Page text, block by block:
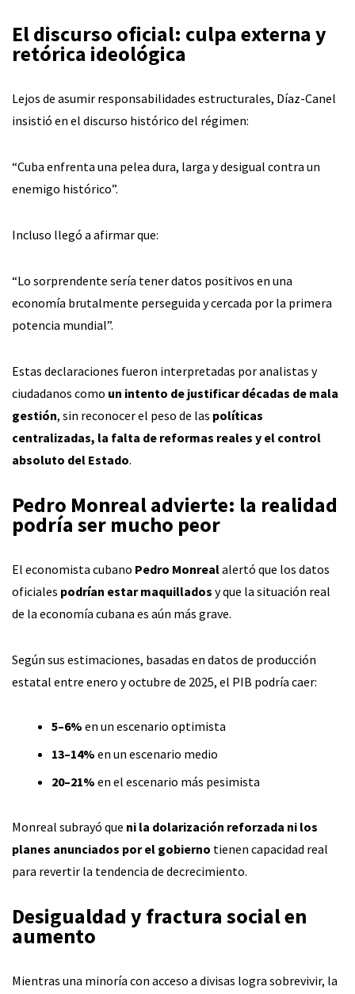
El discurso oficial: culpa externa y
retórica ideológica
Lejos de asumir responsabilidades estructurales, Díaz-Canel
insistió en el discurso histórico del régimen:
“Cuba enfrenta una pelea dura, larga y desigual contra un
enemigo histórico”.
Incluso llegó a afirmar que:
“Lo sorprendente sería tener datos positivos en una
economía brutalmente perseguida y cercada por la primera
potencia mundial”.
Estas declaraciones fueron interpretadas por analistas y
ciudadanos como un intento de justificar décadas de mala
gestión, sin reconocer el peso de las políticas
centralizadas, la falta de reformas reales y el control
absoluto del Estado.
Pedro Monreal advierte: la realidad
podría ser mucho peor
El economista cubano Pedro Monrealalertó que los datos
oficiales podrían estar maquillados y que la situación real
de la economía cubana es aún más grave.
Según sus estimaciones, basadas en datos de producción
estatal entre enero y octubre de 2025, el PIB podría caer:
5–6% en un escenario optimista
13–14% en un escenario medio
20–21% en el escenario más pesimista
Monreal subrayó que ni la dolarización reforzada ni los
planes anunciados por el gobierno tienen capacidad real
para revertir la tendencia de decrecimiento.
Desigualdad y fractura social en
aumento
Mientras una minoría con acceso a divisas logra sobrevivir, la